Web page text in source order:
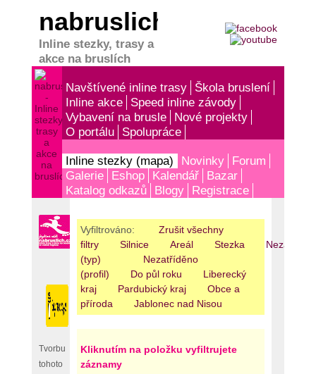
nabruslich.cz
Inline stezky, trasy a
akce na bruslích
Navštívené inline trasy
Škola bruslení
Inline akce
Speed inline závody
Vybavení na brusle
Nové projekty
O portálu
Spolupráce
Inline stezky (mapa) Novinky
Forum
Galerie
Eshop Kalendář
Bazar
Katalog odkazů
Blogy Registrace
Tvorbu
tohoto
Vyfiltrováno:
Zrušit všechny
filtry
Silnice Areál Stezka
(typ)
Nezatříděno
(profil)
Do půl roku
Liberecký
kraj
Pardubický kraj
Obce a
příroda
Jablonec nad Nisou
Kliknutím na položku vyfiltrujete
záznamy